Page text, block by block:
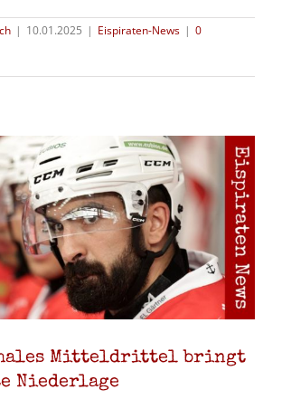
| 10.01.2025 | Eispiraten-News | 0
Mitteldrittel bringt
Niederlage